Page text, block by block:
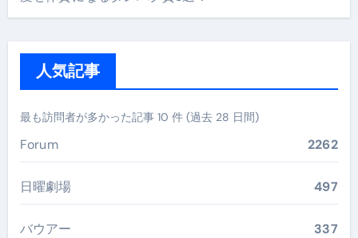
人気記事
最も訪問者が多かった記事 10 件 (過去 28 日間)
Forum 2262
日曜劇場 497
バウアー 337